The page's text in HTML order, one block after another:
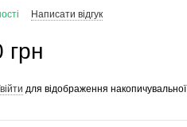
Написати відгук
грн
для відображення